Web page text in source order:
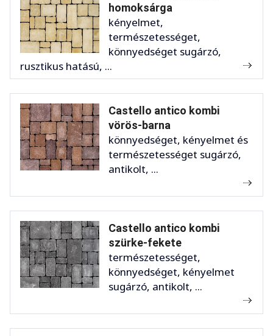
homoksárga
kényelmet,
természetességet,
könnyedséget sugárzó,
rusztikus hatású, ...
Castello antico kombi
vörös-barna
könnyedséget, kényelmet és
természetességet sugárzó,
antikolt, ...
Castello antico kombi
szürke-fekete
természetességet,
könnyedséget, kényelmet
sugárzó, antikolt, ...